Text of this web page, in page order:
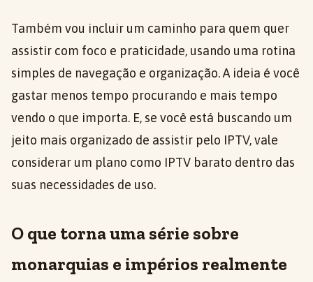
Também vou incluir um caminho para quem quer
assistir com foco e praticidade, usando uma rotina
simples de navegação e organização. A ideia é você
gastar menos tempo procurando e mais tempo
vendo o que importa. E, se você está buscando um
jeito mais organizado de assistir pelo IPTV, vale
considerar um plano como IPTV barato dentro das
suas necessidades de uso.
O que torna uma série sobre
monarquias e impérios realmente